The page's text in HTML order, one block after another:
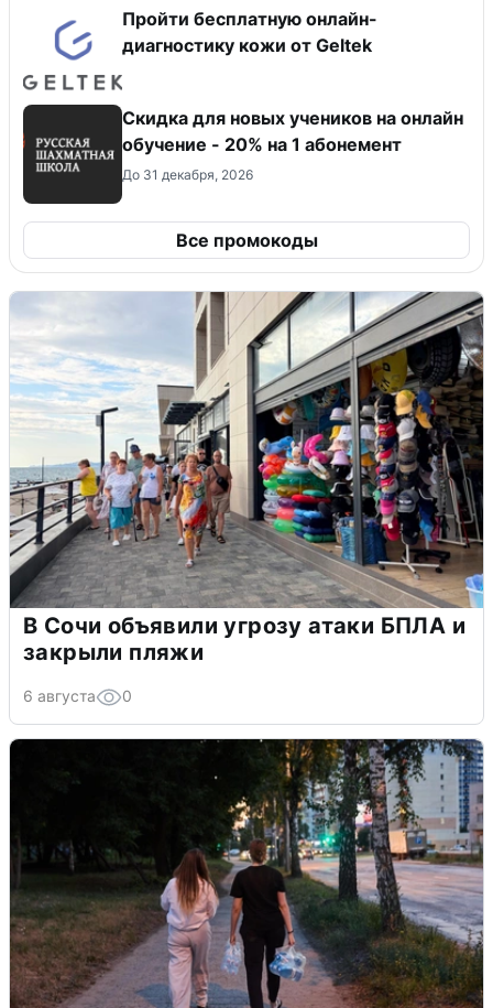
Пройти бесплатную онлайн-
диагностику кожи от Geltek
Скидка для новых учеников на онлайн
обучение - 20% на 1 абонемент
До 31 декабря, 2026
Все промокоды
В Сочи объявили угрозу атаки БПЛА и
закрыли пляжи
6 августа 0